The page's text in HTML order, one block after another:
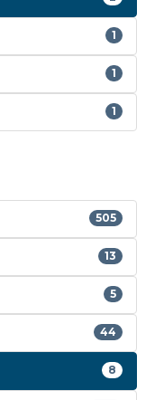
1
1
1
505
13
5
44
8